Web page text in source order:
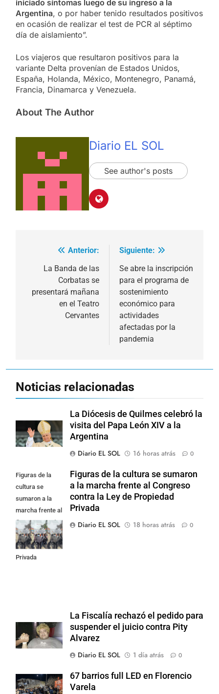
iniciado síntomas luego de su ingreso a la
Argentina, o por haber tenido resultados positivos
en ocasión de realizar el test de PCR al séptimo
día de aislamiento”.
Los viajeros que resultaron positivos para la
variante Delta provenían de Estados Unidos,
España, Holanda, México, Montenegro, Panamá,
Francia, Dinamarca y Venezuela.
About The Author
Diario EL SOL
See author's posts
Navegación
entradas
Anterior:
La Banda de las
Corbatas se
presentará mañana
en el Teatro
Cervantes
Siguiente:
Se abre la inscripción
para el programa de
sostenimiento
económico para
actividades
afectadas por la
pandemia
Noticias relacionadas
La Diócesis de Quilmes celebró la
visita del Papa León XIV a la
Argentina
Diario EL SOL
16 horas atrás 0
Figuras de la
cultura se
sumaron a la
marcha frente al
Congreso contra
la Ley de
Propiedad
Privada
Figuras de la cultura se sumaron
a la marcha frente al Congreso
contra la Ley de Propiedad
Privada
Diario EL SOL
18 horas atrás 0
La Fiscalía rechazó el pedido para
suspender el juicio contra Pity
Alvarez
Diario EL SOL
1 día atrás 0
67 barrios full LED en Florencio
Varela